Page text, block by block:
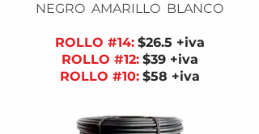
NEGRO AMARILLO BLANCO
ROLLO #14: $26.5 +iva
ROLLO #12: $39+iva
ROLLO #10: $58 +iva